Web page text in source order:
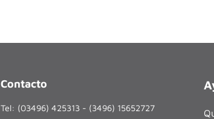
Contacto
Tel: (03496) 425313 - (3496) 15652727